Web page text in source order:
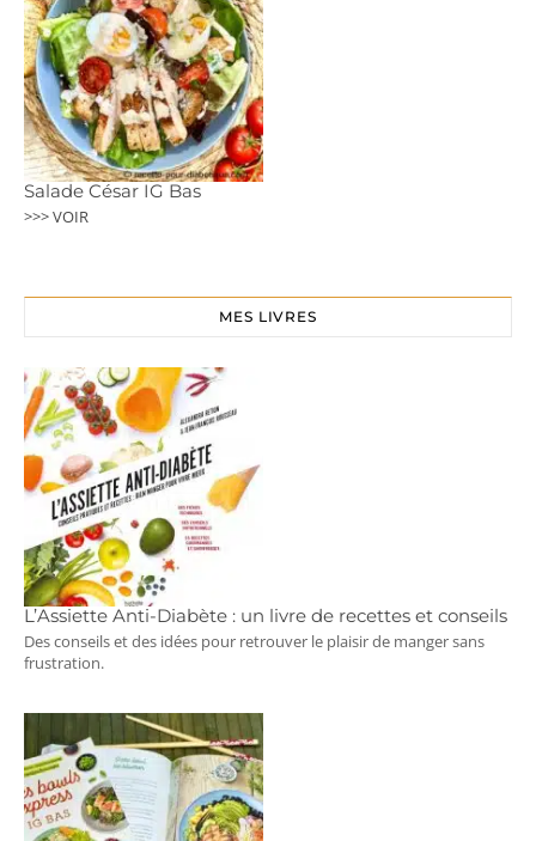
Salade César IG Bas
>>> VOIR
MES LIVRES
L’Assiette Anti-Diabète : un livre de recettes et conseils
Des conseils et des idées pour retrouver le plaisir de manger sans
frustration.